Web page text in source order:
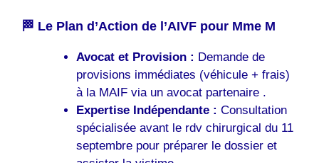
🏁 Le Plan d’Action de l’AIVF pour Mme M
Avocat et Provision : Demande de
provisions immédiates (véhicule + frais)
à la MAIF via un avocat partenaire .
Expertise Indépendante : Consultation
spécialisée avant le rdv chirurgical du 11
septembre pour préparer le dossier et